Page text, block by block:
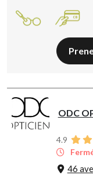
ODC
4.9
46